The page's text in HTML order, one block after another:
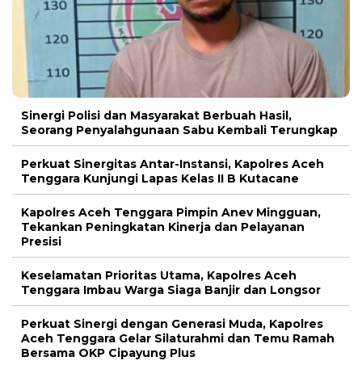
Sinergi Polisi dan Masyarakat Berbuah Hasil,
Seorang Penyalahgunaan Sabu Kembali Terungkap
Perkuat Sinergitas Antar-Instansi, Kapolres Aceh
Tenggara Kunjungi Lapas Kelas II B Kutacane
Kapolres Aceh Tenggara Pimpin Anev Mingguan,
Tekankan Peningkatan Kinerja dan Pelayanan
Presisi
Keselamatan Prioritas Utama, Kapolres Aceh
Tenggara Imbau Warga Siaga Banjir dan Longsor
Perkuat Sinergi dengan Generasi Muda, Kapolres
Aceh Tenggara Gelar Silaturahmi dan Temu Ramah
Bersama OKP Cipayung Plus